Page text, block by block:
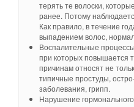
терять те волоски,
ранее. Потому
Как правило, в течение
выпадением волос,
Воспалительные
при которых повышается
причинам относят не
типичные простуды,
заболевания, грипп.
Нарушение